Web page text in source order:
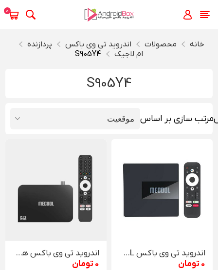
0
خانه محصولات اندروید تی‌ وی باکس
پردازنده
ام لاجیک
S905Y4
S905Y4
مرتب سازی بر اساس
اندروید تی وی باکس MECOOL مدل KM7
0 تومان
اندروید تی وی باکس هیبریدی MECOOL KT2 با گیرنده دیجیتال داخلی T2
0 تومان